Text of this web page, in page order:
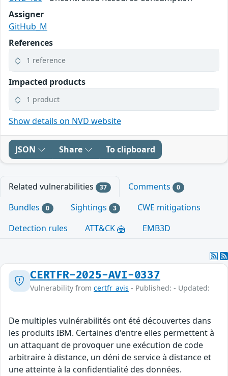
Assigner
GitHub_M
References
1 reference
Impacted products
1 product
Show details on NVD website
JSON Share To clipboard
Related vulnerabilities 37 Comments 0
Bundles 0 Sightings 3
CWE mitigations
Detection rules
ATT&CK EMB3D
CERTFR-2025-AVI-0337
Vulnerability from certfr_avis - Published: - Updated:
De multiples vulnérabilités ont été découvertes dans
les produits IBM. Certaines d'entre elles permettent à
un attaquant de provoquer une exécution de code
arbitraire à distance, un déni de service à distance et
une atteinte à la confidentialité des données.